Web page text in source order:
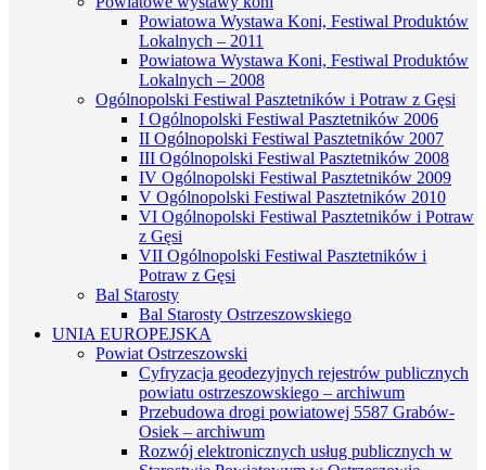
Powiatowa Wystawa Koni, Festiwal Produktów
Lokalnych – 2011
Powiatowa Wystawa Koni, Festiwal Produktów
Lokalnych – 2008
Ogólnopolski Festiwal Pasztetników i Potraw z Gęsi
I Ogólnopolski Festiwal Pasztetników 2006
II Ogólnopolski Festiwal Pasztetników 2007
III Ogólnopolski Festiwal Pasztetników 2008
IV Ogólnopolski Festiwal Pasztetników 2009
V Ogólnopolski Festiwal Pasztetników 2010
VI Ogólnopolski Festiwal Pasztetników i Potraw
z Gęsi
VII Ogólnopolski Festiwal Pasztetników i
Potraw z Gęsi
Bal Starosty
Bal Starosty Ostrzeszowskiego
UNIA EUROPEJSKA
Powiat Ostrzeszowski
Cyfryzacja geodezyjnych rejestrów publicznych
powiatu ostrzeszowskiego – archiwum
Przebudowa drogi powiatowej 5587 Grabów-
Osiek – archiwum
Rozwój elektronicznych usług publicznych w